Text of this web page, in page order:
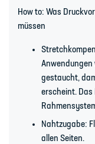
How to: Was
müssen
gestaucht,
erscheint.
Nahtzugabe:
allen Seiten.